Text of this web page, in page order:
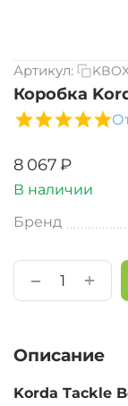
Артикул:
Коробка
‍8 067‍₽
В наличии
Бренд
+
−
Описание
Korda Tackle